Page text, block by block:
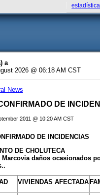
a
2026 @ 06:18 AM CST
News
DE
2011 @ 10:20 AM CST
DE INCIDENCIAS
DE CHOLUTECA
daños ocasionados
VIVIENDAS AFECTADA